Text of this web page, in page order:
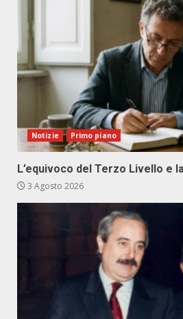
Notizie Primo piano
L’equivoco del Terzo Livello e
3 Agosto 2026